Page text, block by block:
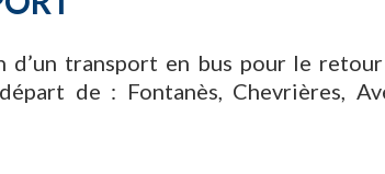
d’un transport en bus pour le
de : Fontanès, Chevrières,